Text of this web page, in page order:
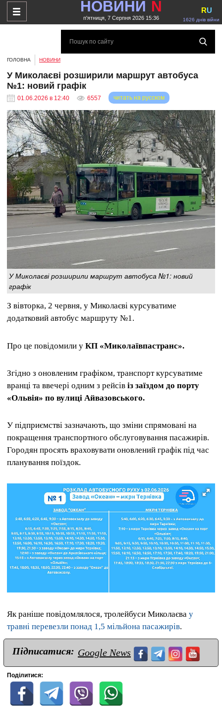
НОВИНИ N
п'ятниця, 7 Серпня 2026 15:36 1626 днів війни
RU
ГОЛОВНА НОВИНИ
У Миколаєві розширили маршрут автобуса
№1: новий графік
01.06.2026 в 12:40 6557 читать на русском
У Миколаєві розширили маршрут автобуса №1: новий
графік
З вівторка, 2 червня, у Миколаєві курсуватиме
додатковий автобус маршруту №1.
Про це повідомили у КП «Миколаївпастранс».
Згідно з оновленим графіком, транспорт курсуватиме
вранці та ввечері одним з рейсів із заїздом до порту
«Ольвія» по вулиці Айвазовського.
У підприємстві зазначають, що зміни спрямовані на
покращення транспортного обслуговування пасажирів.
Городян просять враховувати оновлений графік під час
планування поїздок.
Як раніше повідомлялося, тролейбуси Миколаєва у
травні перевезли понад 1,5 мільйона пасажирів.
Підписатися: Google News
Поділитися: